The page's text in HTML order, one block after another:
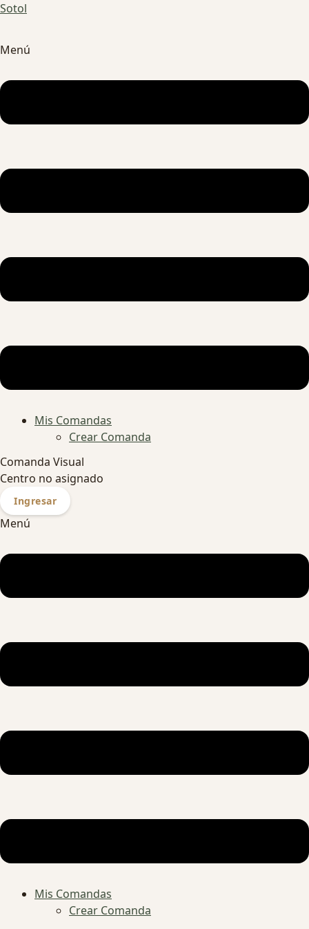
Sotol
Menú
Mis Comandas
Crear Comanda
Comanda Visual
Centro no asignado
Ingresar
Menú
Mis Comandas
Crear Comanda